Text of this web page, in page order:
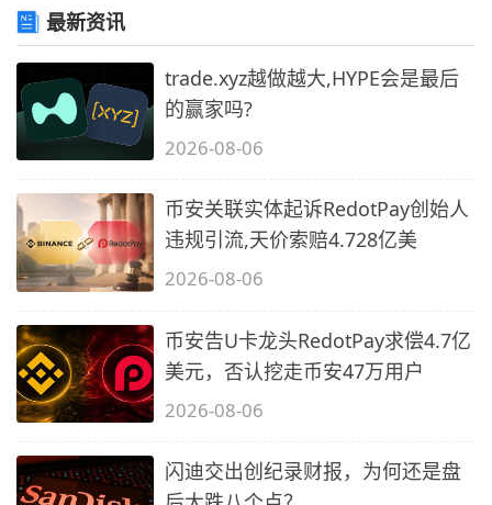
最新资讯
trade.xyz越做越大,HYPE会是最后
的赢家吗?
2026-08-06
币安关联实体起诉RedotPay创始人
违规引流,天价索赔4.728亿美
2026-08-06
币安告U卡龙头RedotPay求偿4.7亿
美元，否认挖走币安47万用户
2026-08-06
闪迪交出创纪录财报，为何还是盘